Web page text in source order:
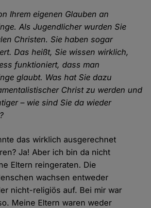
Ihrem eigenen Glauben an
Als Jugendlicher wurden Sie
Christen. Sie haben sogar
Das heißt, Sie wissen wirklich,
funktioniert, dass man
glaubt. Was hat Sie dazu
Christ zu werden und
– wie sind Sie da wieder
das wirklich ausgerechnet
Ja! Aber ich bin da nicht
Eltern reingeraten. Die
wachsen entweder
nicht-religiös auf. Bei mir war
Meine Eltern waren weder